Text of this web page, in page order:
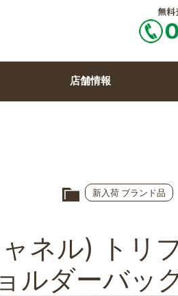
店舗情報
新入荷 ブランド品
ネル) トリ
ルダーバッ